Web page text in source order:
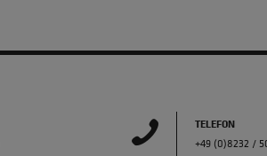
TELEFON
+49 (0)8232 /